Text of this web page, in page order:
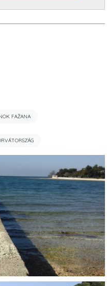
FAŽANA